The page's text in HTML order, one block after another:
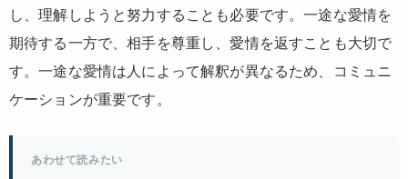
し、理解しようと努力することも必要です。一途な愛情を
期待する一方で、相手を尊重し、愛情を返すことも大切で
す。一途な愛情は人によって解釈が異なるため、コミュニ
ケーションが重要です。
あわせて読みたい